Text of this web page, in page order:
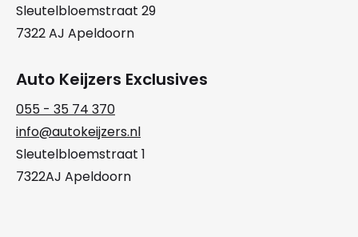
Sleutelbloemstraat 29
7322 AJ Apeldoorn
Auto Keijzers Exclusives
055 - 35 74 370
info@autokeijzers.nl
Sleutelbloemstraat 1
7322AJ Apeldoorn